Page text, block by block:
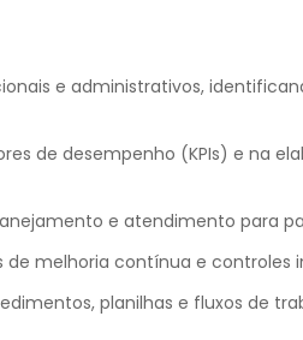
e administrativos,
de desempenho (KPIs) e na
e atendimento para
melhoria contínua e controles
planilhas e fluxos de